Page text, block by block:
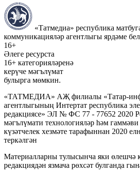
«Татмедиа» республика
коммуникацияләр агентлыгы ярдәме
16+
Әлеге ресурста
16+ категорияләренә
керүче мәгълүмат
булырга мөмкин.
«ТАТМЕДИА» АҖ филиалы «Татар-
агентлыгының Интертат республика
редакциясе» ЭЛ № ФС 77 - 77652 2020
мәгълүмати технологияләр һәм
күзәтчелек хезмәте тарафыннан 2020
теркәлгән
Материалларны тулысынча яки өлешчә
редакциядән язмача рөхсәт булганда